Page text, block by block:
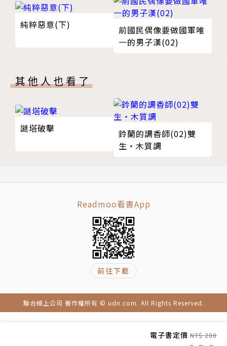
電子書定價 NT$ 200
2002年於Fami通文庫出道，主要著作有『三月、七
日。』系列，『ぼくこい』等。除『惡魔獵人』系列及
『七龍傳說2020』的電玩腳本之外，也進行漫畫原作
繪者簡介
Nardack
鮮豔的用色及精緻的線條極具魅力，初露頭角便勢不可
擋的新銳繪師。繪製『彼女に耳としっぽがついてる理
純粹惡意(下)
前國民偶像要做國軍唯
一的男子漢(02)
其他人也看了
謎塔破擊
鈴蘭的調香師(02)雙
生‧木質調
Readmoo看書App
前往下載
聯合線上公司 著作權所有 © udn.com. All Rights Reserved.